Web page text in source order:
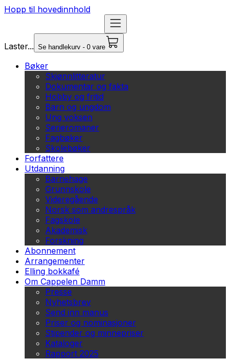
Hopp til hovedinnhold
Laster... Se handlekurv - 0 vare
Bøker
Skjønnlitteratur
Dokumentar og fakta
Hobby og fritid
Barn og ungdom
Ung voksen
Serieromaner
Fagbøker
Skolebøker
Forfattere
Utdanning
Barnehage
Grunnskole
Videregående
Norsk som andrespråk
Fagskole
Akademisk
Forskning
Abonnement
Arrangementer
Elling bokkafé
Om Cappelen Damm
Presse
Nyhetsbrev
Send inn manus
Priser og nominasjoner
Stipender og minnepriser
Kataloger
Rapport 2025